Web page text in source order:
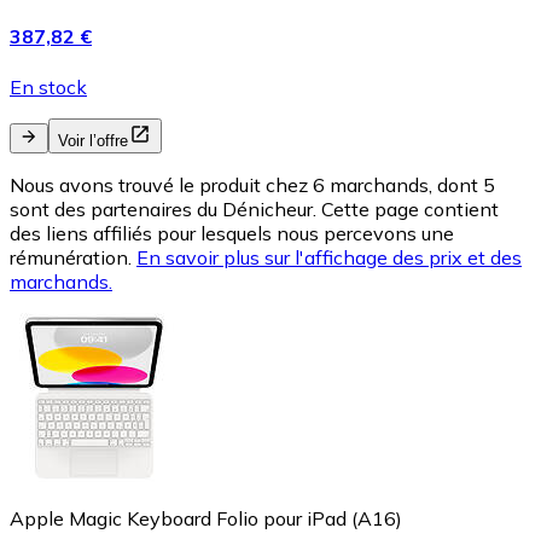
387,82 €
En stock
Voir l’offre
Nous avons trouvé le produit chez 6 marchands, dont 5
sont des partenaires du Dénicheur. Cette page contient
des liens affiliés pour lesquels nous percevons une
rémunération. En savoir plus sur l'affichage des prix et des
marchands.
Apple Magic Keyboard Folio pour iPad (A16)